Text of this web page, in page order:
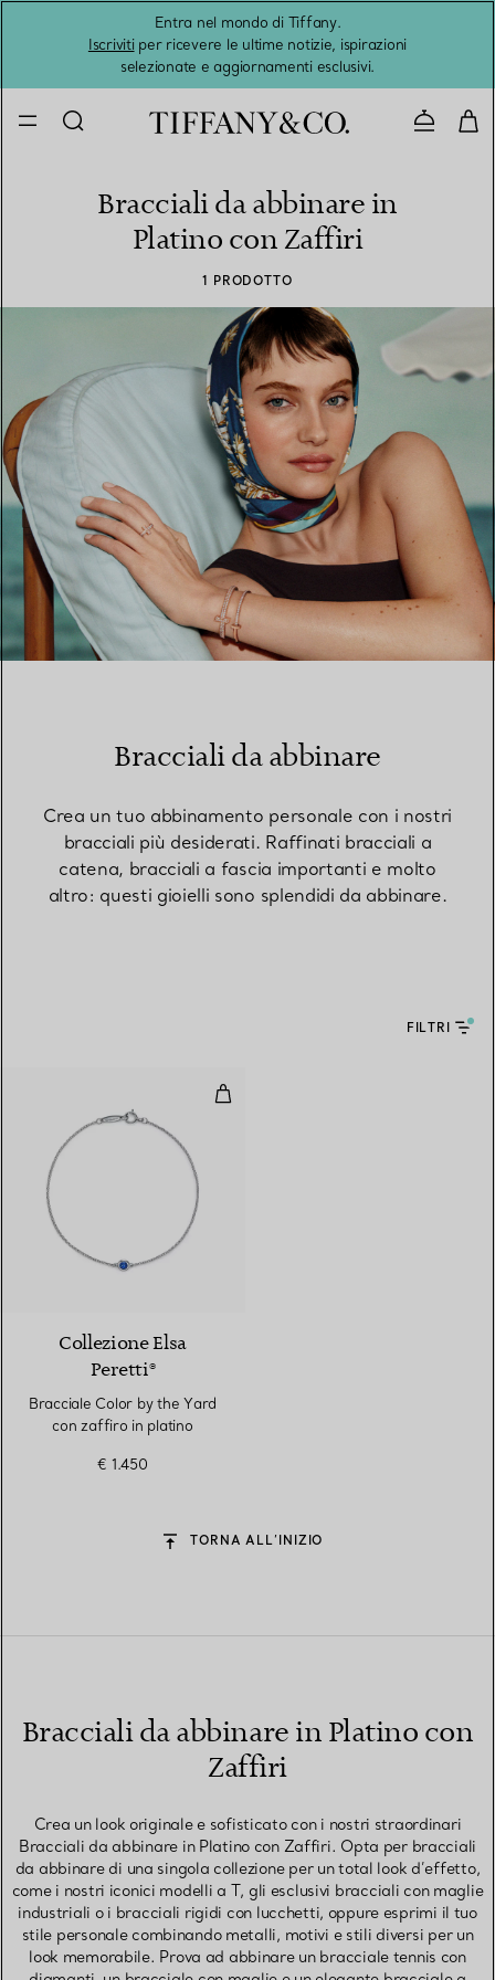
Entra nel mondo di Tiffany.
Iscrivitiper ricevere le ultime notizie, ispirazioni
selezionate e aggiornamenti esclusivi.
Bracciali da abbinare in
Platino con Zaffiri
1 PRODOTTO
Bracciali da abbinare
Crea un tuo abbinamento personale con i nostri
bracciali più desiderati. Raffinati bracciali a
catena, bracciali a fascia importanti e molto
altro: questi gioielli sono splendidi da abbinare.
FILTRI
Bracciale Color by the Yard con
Collezione Elsa
Peretti®
Bracciale Color by the Yard
con zaffiro in platino
€ 1.450
TORNA ALL’INIZIO
Bracciali da abbinare in Platino con
Zaffiri
Crea un look originale e sofisticato con i nostri straordinari
Bracciali da abbinare in Platino con Zaffiri. Opta per bracciali
da abbinare di una singola collezione per un total look d’effetto,
come i nostri iconici modelli a T, gli esclusivi bracciali con maglie
industriali o i bracciali rigidi con lucchetti, oppure esprimi il tuo
stile personale combinando metalli, motivi e stili diversi per un
look memorabile. Prova ad abbinare un bracciale tennis con